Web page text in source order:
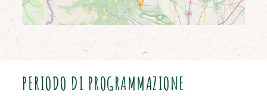
PERIODO DI PROGRAMMAZIONE